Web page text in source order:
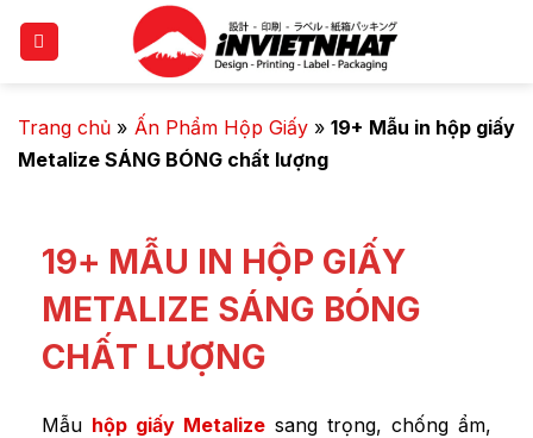
Trang chủ » Ấn Phẩm Hộp Giấy »19+ Mẫu in hộp giấy
Metalize SÁNG BÓNG chất lượng
19+ MẪU IN HỘP GIẤY
METALIZE SÁNG BÓNG
CHẤT LƯỢNG
Mẫu hộp giấy Metalize sang trọng, chống ẩm,